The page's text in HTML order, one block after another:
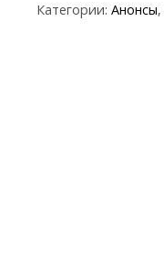
e itte
Категории: Анонсы,